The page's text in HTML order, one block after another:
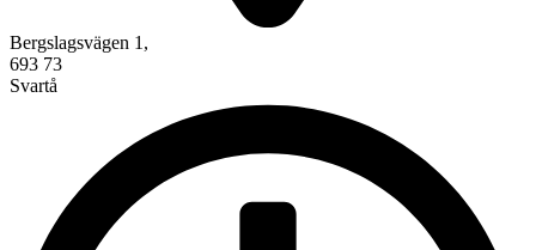
Bergslagsvägen 1,
693 73
Svartå